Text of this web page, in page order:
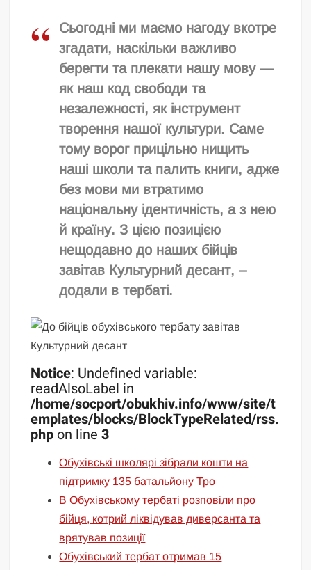
Сьогодні ми маємо нагоду вкотре
згадати, наскільки важливо
берегти та плекати нашу мову —
як наш код свободи та
незалежності, як інструмент
творення нашої культури. Саме
тому ворог прицільно нищить
наші школи та палить книги, адже
без мови ми втратимо
національну ідентичність, а з нею
й країну. З цією позицією
нещодавно до наших бійців
завітав Культурний десант, –
додали в тербаті.
Notice: Undefined variable:
readAlsoLabel in
/home/socport/obukhiv.info/www/site/t
emplates/blocks/BlockTypeRelated/rss.
php on line3
Обухівські школярі зібрали кошти на
підтримку 135 батальйону Тро
В Обухівському тербаті розповіли про
бійця, котрий ліквідував диверсанта та
врятував позиції
Обухівський тербат отримав 15